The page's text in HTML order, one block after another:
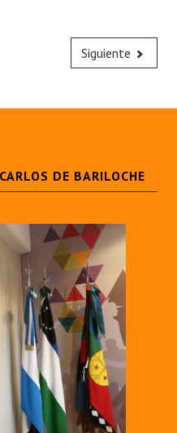
Siguiente
DE BARILOCHE